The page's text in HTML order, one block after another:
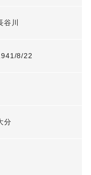
谷川
8/22
分